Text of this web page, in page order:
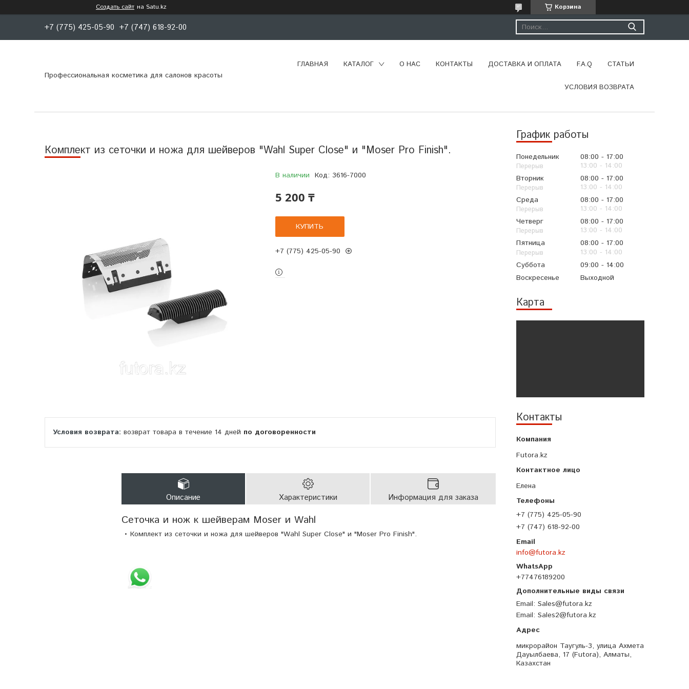
Создать сайт на Satu.kz Корзина
+7 (775) 425-05-90 +7 (747) 618-92-00
Профессиональная косметика для салонов красоты
ГЛАВНАЯ КАТАЛОГ О НАС КОНТАКТЫ ДОСТАВКА И ОПЛАТА F.A.Q СТАТЬИ
УСЛОВИЯ ВОЗВРАТА
График работы
Понедельник 08:00
17:00
13:00
14:00
Вторник
08:00
17:00
13:00
14:00
Среда
08:00
17:00
13:00
14:00
Четверг
08:00
17:00
13:00
14:00
Пятница
08:00
17:00
13:00
14:00
Суббота
09:00
14:00
Воскресенье
Выходной
Карта
Контакты
Futora.kz
Елена
+7 (775) 425-05-90
+7 (747) 618-92-00
info@futora.kz
+77476189200
Email Sales@futora.kz
Email Sales2@futora.kz
микрорайон Таугуль-3, улица Ахмета
Дауылбаева, 17 (Futora), Алматы,
Казахстан
Комплект из сеточки и ножа для шейверов "Wahl Super Close" и "Moser Pro Finish".
В наличии Код: 3616-7000
5 200 ₸
КУПИТЬ
+7 (775) 425-05-90
возврат товара в течение 14 дней по договоренности
Описание Характеристики Информация для заказа
Сеточка и нож к шейверам Moser и Wahl
• Комплект из сеточки и ножа для шейверов "Wahl Super Close" и "Moser Pro Finish".